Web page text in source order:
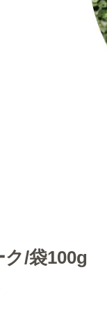
/袋100g